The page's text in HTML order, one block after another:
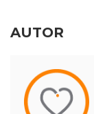
AUTOR